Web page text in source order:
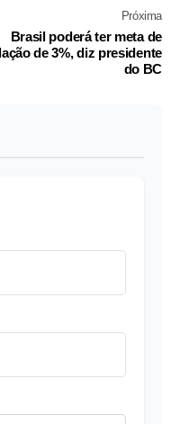
Próxima
Brasil poderá ter meta de
de 3%, diz presidente
do BC